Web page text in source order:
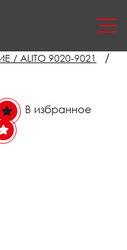
/ ALITO 9020-9021 /
В избранное